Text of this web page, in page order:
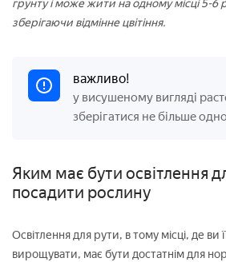
грунту і може жити на одному місці 5-6
зберігаючи відмінне цвітіння.
важливо!
у висушеному вигляді
зберігатися не більше
Яким має бути освітлення
посадити рослину
Освітлення для рути, в тому місці, де ви
вирощувати, має бути достатнім для